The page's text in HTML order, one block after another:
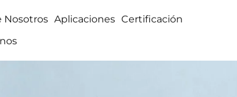
Nosotros Aplicaciones Certificación